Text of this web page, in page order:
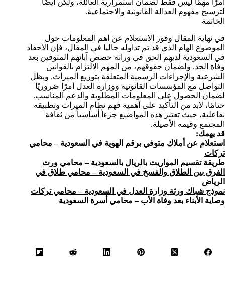
أمرًا مهمًا ليس فقط لضمان استمرارية العائلة، ولكن أيضًا
لترسيخ مفهوم العدالة القانونية والاجتماعية.
الخاتمة
في نهاية المقال وفور الاستعلام عن اهم المعلومات حول
الموضوع الهام الذي قد تم تداوله حاليا في المقال، فإن الأحفاد
في السعودية لديهم الحق في وراثة حصص آبائهم المتوفين بعد
وفاة الجد. ولضمان حقوقهم، من المهم الالتزام بالقوانين
الشرعية والإجراءات الرسمية المتعلقة بتوزيع الميراث. ويظل
التواصل مع المؤسسات القانونية ووزارة العدل أمرًا ضروريًا
لضمان الحصول على المعلومات المطلوبة والدعم المناسب.
ختامًا، لابد من التأكيد على أهمية فهم نظام الميراث وتطبيقه
بفاعلية، حيث تعتبر هذه المواضيع جزءاً أساسياً من ثقافة
المجتمع وقيمه الأصيلة.
قد يهمك:
استعلام عن أملاك متوفي برقم الهوية في السعودية – محامي
تركات
طريقة تقسيم المواريث بالريال بالسعودية – محامي ورث
الفرق بين الطلاق والفسخ في السعودية – محامي طلاق في
الرياض
نموذج شباك ورثة وزارة العدل في السعودية – محامي تركات
وصاية الأبناء بعد وفاة الأب – محامي أسرة السعودية